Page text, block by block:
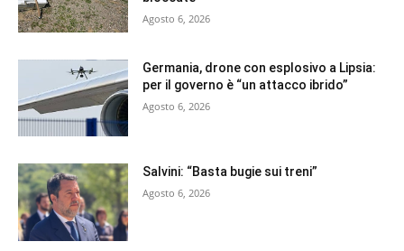
Agosto 6, 2026
Germania, drone con esplosivo a Lipsia:
per il governo è “un attacco ibrido”
Agosto 6, 2026
Salvini: “Basta bugie sui treni”
Agosto 6, 2026